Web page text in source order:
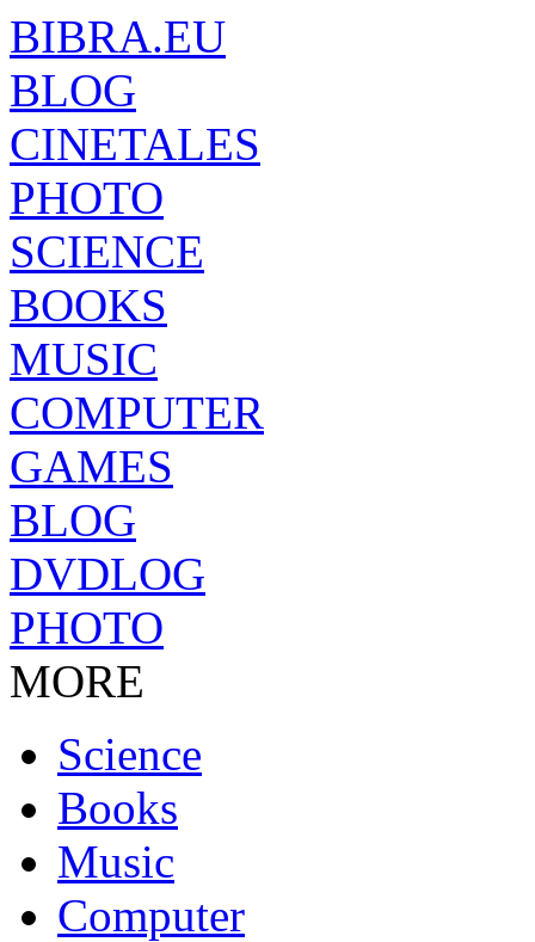
BIBRA.EU
BLOG
CINETALES
PHOTO
SCIENCE
BOOKS
MUSIC
COMPUTER
GAMES
BLOG
DVDLOG
PHOTO
MORE
Science
Books
Music
Computer